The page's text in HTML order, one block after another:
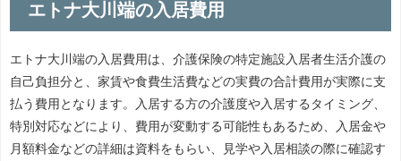
エトナ大川端の入居費用
エトナ大川端の入居費用は、介護保険の特定施設入居者生活介護の
自己負担分と、家賃や食費生活費などの実費の合計費用が実際に支
払う費用となります。入居する方の介護度や入居するタイミング、
特別対応などにより、費用が変動する可能性もあるため、入居金や
月額料金などの詳細は資料をもらい、見学や入居相談の際に確認す